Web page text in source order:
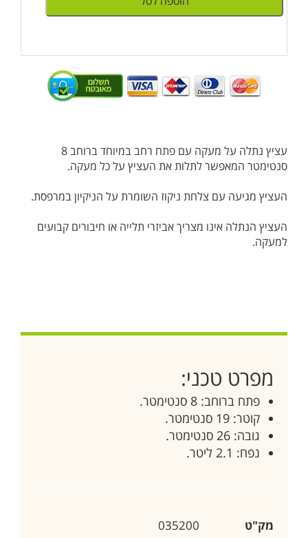
עציץ נתלה על מעקה עם פתח רחב במיוחד ברוחב 8
סנטימטר המאפשר לתלות את העציץ על כל מעקה.
העציץ מגיעה עם צלחת ניקוז השומרת על הניקיון במרפסת.
העציץ הנתלה אינו מצריך אביזרי תלייה או חיבורים קבועים
למעקה.
מפרט טכני:
פתח ברוחב: 8 סנטימטר.
קוטר: 19 סנטימטר.
גובה: 26 סנטימטר.
נפח: 2.1 ליטר.
מק"ט
035200